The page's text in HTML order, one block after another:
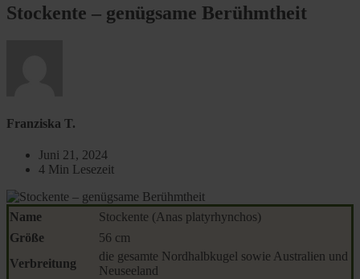
Stockente – genügsame Berühmtheit
Franziska T.
Juni 21, 2024
4 Min Lesezeit
Name
Stockente (Anas platyrhynchos)
Größe
56 cm
Verbreitung
die gesamte Nordhalbkugel sowie Australien und
Neuseeland